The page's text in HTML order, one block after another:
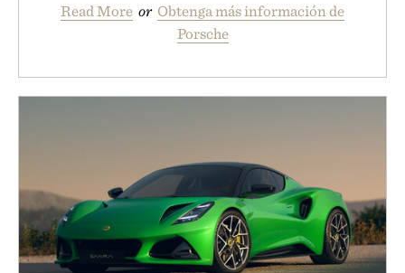
Read More or Obtenga más información de
Porsche